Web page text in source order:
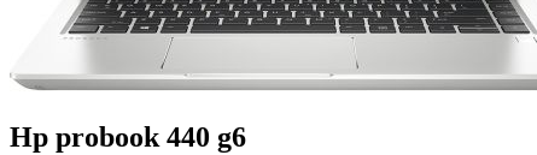
Hp probook 440 g6